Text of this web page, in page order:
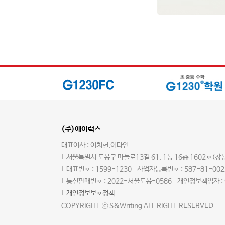
(주)에이럭스
대표이사 : 이치헌,이다인
서울특별시 도봉구 마들로13길 61, 1동 16층 1602호(창
대표번호 : 1599-1230
사업자등록번호 : 587-81-
통신판매번호 : 2022-서울도봉-0586
개인정보책임자
개인정보보호정책
COPYRIGHT ⓒ S&Writing ALL RIGHT RESERVED